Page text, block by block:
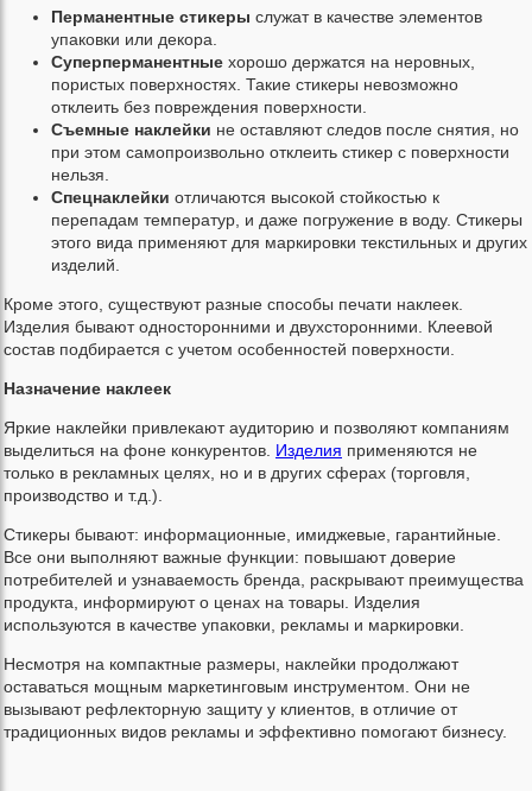
Перманентные стикеры служат в качестве элементов
упаковки или декора.
Суперперманентные хорошо держатся на неровных,
пористых поверхностях. Такие стикеры невозможно
отклеить без повреждения поверхности.
Съемные наклейки не оставляют следов после снятия, но
при этом самопроизвольно отклеить стикер с поверхности
нельзя.
Спецнаклейки отличаются высокой стойкостью к
перепадам температур, и даже погружение в воду. Стикеры
этого вида применяют для маркировки текстильных и других
изделий.
Кроме этого, существуют разные способы печати наклеек.
Изделия бывают односторонними и двухсторонними. Клеевой
состав подбирается с учетом особенностей поверхности.
Назначение наклеек
Яркие наклейки привлекают аудиторию и позволяют компаниям
выделиться на фоне конкурентов. Изделия применяются не
только в рекламных целях, но и в других сферах (торговля,
производство и т.д.).
Стикеры бывают: информационные, имиджевые, гарантийные.
Все они выполняют важные функции: повышают доверие
потребителей и узнаваемость бренда, раскрывают преимущества
продукта, информируют о ценах на товары. Изделия
используются в качестве упаковки, рекламы и маркировки.
Несмотря на компактные размеры, наклейки продолжают
оставаться мощным маркетинговым инструментом. Они не
вызывают рефлекторную защиту у клиентов, в отличие от
традиционных видов рекламы и эффективно помогают бизнесу.